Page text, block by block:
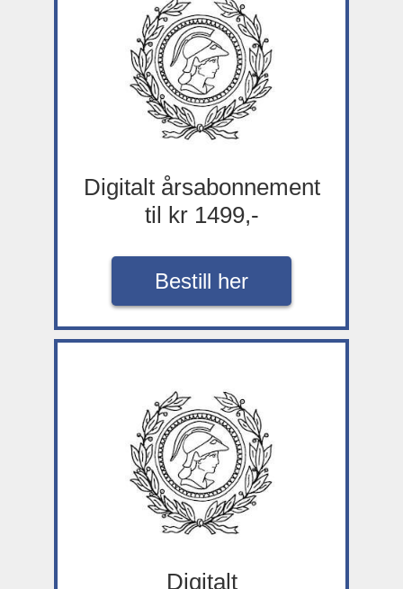
Digitalt årsabonnement
til kr 1499,-
Bestill her
Digitalt